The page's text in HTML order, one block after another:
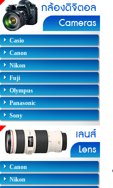
Casio
Canon
Nikon
Fuji
Olympus
Panasonic
Sony
Canon
Nikon